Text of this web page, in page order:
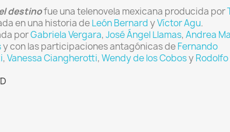
destinofue una telenovela mexicana producida por
en una historia deLeón BernardyVíctor Agu.
porGabriela Vergara,José Ángel Llamas,Andrea
y con las participaciones antagónicas deFernando
,Vanessa Ciangherotti,Wendy de los Cobosy